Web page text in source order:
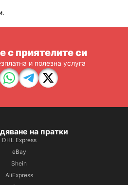
с приятелите си
и полезна услуга
на пратки
DHL Express
eBay
Shein
AliExpress